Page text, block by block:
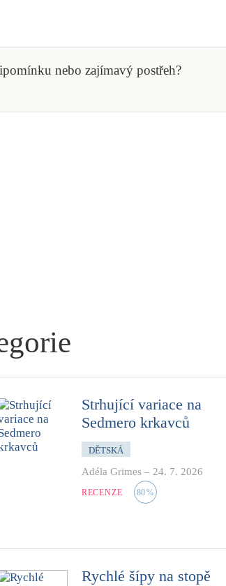
nebo zajímavý postřeh?
Strhující variace na
Sedmero krkavců
DĚTSKÁ
Adéla Grimes – 24. 7. 2026
RECENZE 80%
Rychlé šípy na stopě